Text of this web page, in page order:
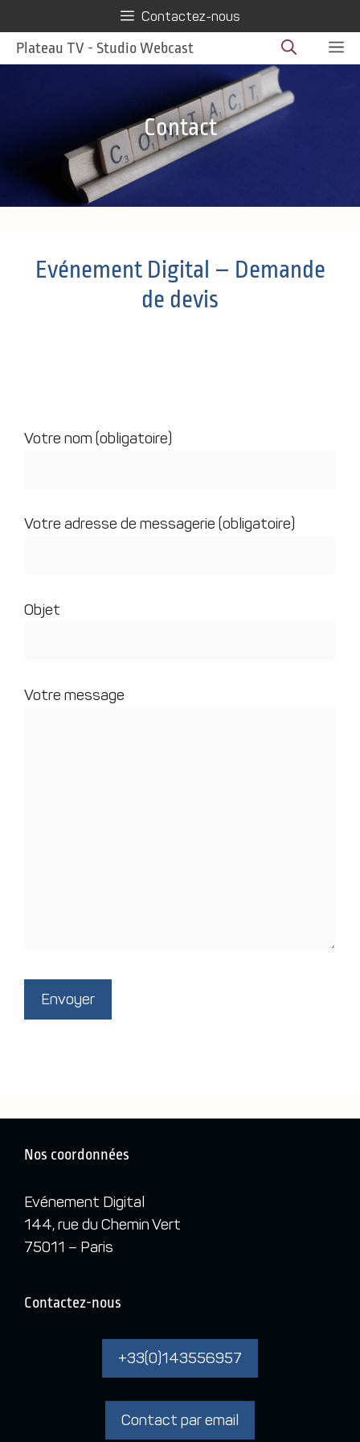
au
contenu
Contactez-nous
Plateau TV - Studio Webcast
Contact
Evénement Digital – Demande
de devis
Votre nom (obligatoire)
Votre adresse de messagerie (obligatoire)
Objet
Votre message
Nos coordonnées
Evénement Digital
144, rue du Chemin Vert
75011 – Paris
Contactez-nous
+33(0)143556957
Contact par email